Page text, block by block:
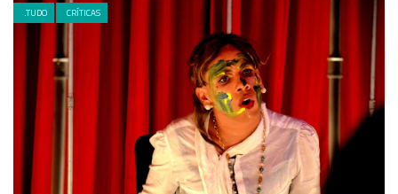
.TUDO CRÍTICAS